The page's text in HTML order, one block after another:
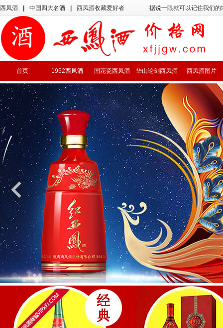
西凤酒 中国四大名酒 西凤酒收藏爱好者 据说一眼就可以记住我们
首页 1952西凤酒 国花瓷西凤酒 华山论剑西凤酒 西凤酒图片